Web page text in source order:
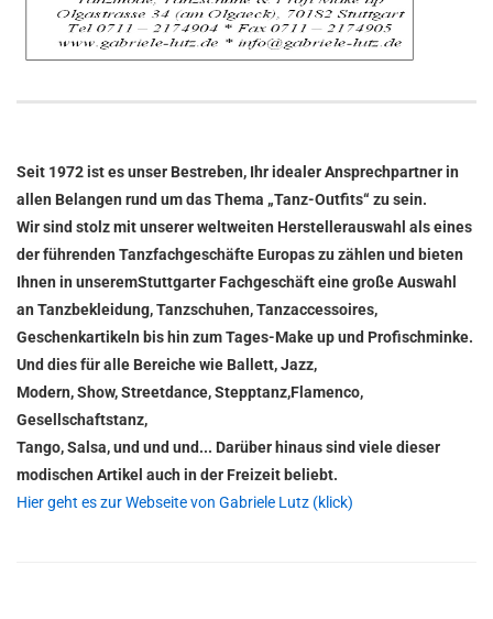
Seit 1972 ist es unser Bestreben, Ihr idealer Ansprechpartner in
allen Belangen rund um das Thema „Tanz-Outfits“ zu sein.
Wir sind stolz mit unserer weltweiten Herstellerauswahl als eines
der führenden Tanzfachgeschäfte Europas zu zählen und bieten
Ihnen in unseremStuttgarter Fachgeschäft eine große Auswahl
an Tanzbekleidung, Tanzschuhen, Tanzaccessoires,
Geschenkartikeln bis hin zum Tages-Make up und Profischminke.
Und dies für alle Bereiche wie Ballett, Jazz,
Modern, Show, Streetdance, Stepptanz,Flamenco,
Gesellschaftstanz,
Tango, Salsa, und und und... Darüber hinaus sind viele dieser
modischen Artikel auch in der Freizeit beliebt.
Hier geht es zur Webseite von Gabriele Lutz (klick)